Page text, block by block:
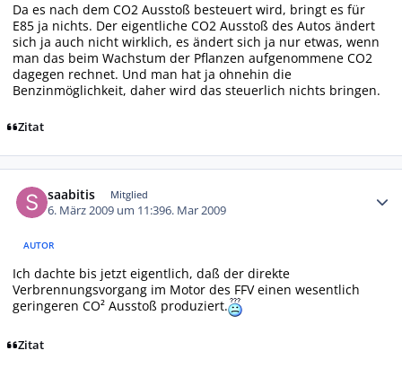
Da es nach dem CO2 Ausstoß besteuert wird, bringt es für
E85 ja nichts. Der eigentliche CO2 Ausstoß des Autos ändert
sich ja auch nicht wirklich, es ändert sich ja nur etwas, wenn
man das beim Wachstum der Pflanzen aufgenommene CO2
dagegen rechnet. Und man hat ja ohnehin die
Benzinmöglichkeit, daher wird das steuerlich nichts bringen.
Zitat
saabitis Mitglied
6. März 2009 um 11:396. Mar 2009
AUTOR
Ich dachte bis jetzt eigentlich, daß der direkte
Verbrennungsvorgang im Motor des FFV einen wesentlich
geringeren CO² Ausstoß produziert.
Zitat